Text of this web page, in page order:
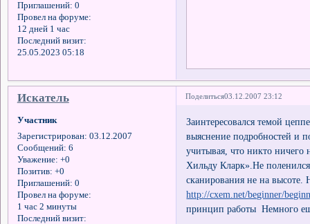
Приглашений: 0
Провел на форуме:
12 дней 1 час
Последний визит:
25.05.2023 05:18
Поделиться03.12.2007 23:12
Искатель
Участник
Зарегистрирован: 03.12.2007
Сообщений: 6
Уважение: +0
Позитив: +0
Приглашений: 0
Провел на форуме:
1 час 2 минуты
Последний визит:
Заинтересовался темой
выяснение подробностей и
учитывая, что никто ничего
Хильду Кларк».Не поленился
сканирования не на
http://cxem.net/beginner/
принцип работы Немного